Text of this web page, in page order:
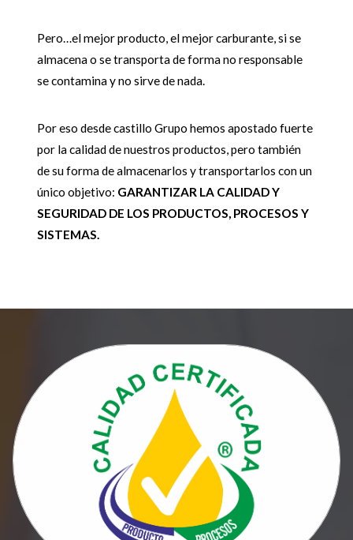
Pero…el mejor producto, el mejor carburante, si se
almacena o se transporta de forma no responsable
se contamina y no sirve de nada.
Por eso desde castillo Grupo hemos apostado fuerte
por la calidad de nuestros productos, pero también
de su forma de almacenarlos y transportarlos con un
único objetivo: GARANTIZAR LA CALIDAD Y
SEGURIDAD DE LOS PRODUCTOS, PROCESOS Y
SISTEMAS.